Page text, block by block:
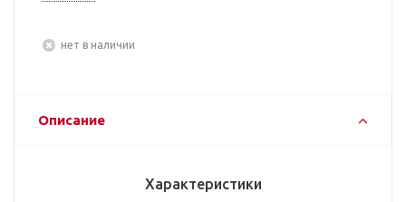
Нет в наличии
Описание
Характеристики